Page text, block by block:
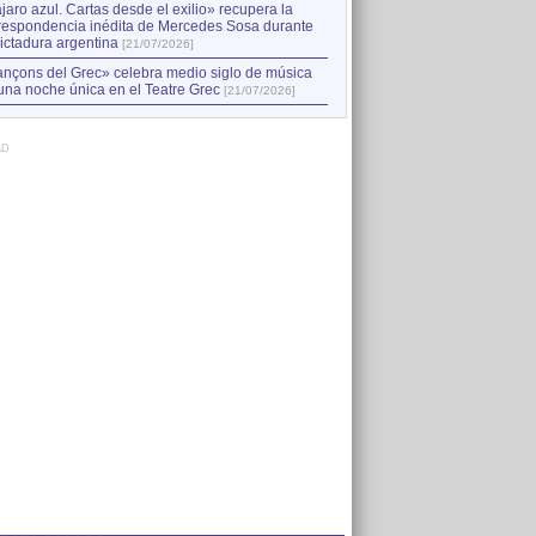
azul. Cartas desde el exilio» recupera la
inédita de Mercedes Sosa durante
argentina [21/07/2026]
del Grec» celebra medio siglo de música
noche única en el Teatre Grec [21/07/2026]